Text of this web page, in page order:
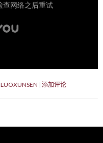
LUOXUNSEN 添加评论